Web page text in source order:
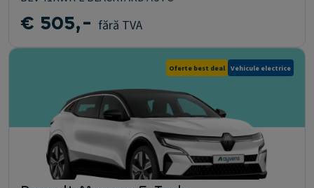
€ 505,- fără TVA
Oferte best deal Vehicule electrice